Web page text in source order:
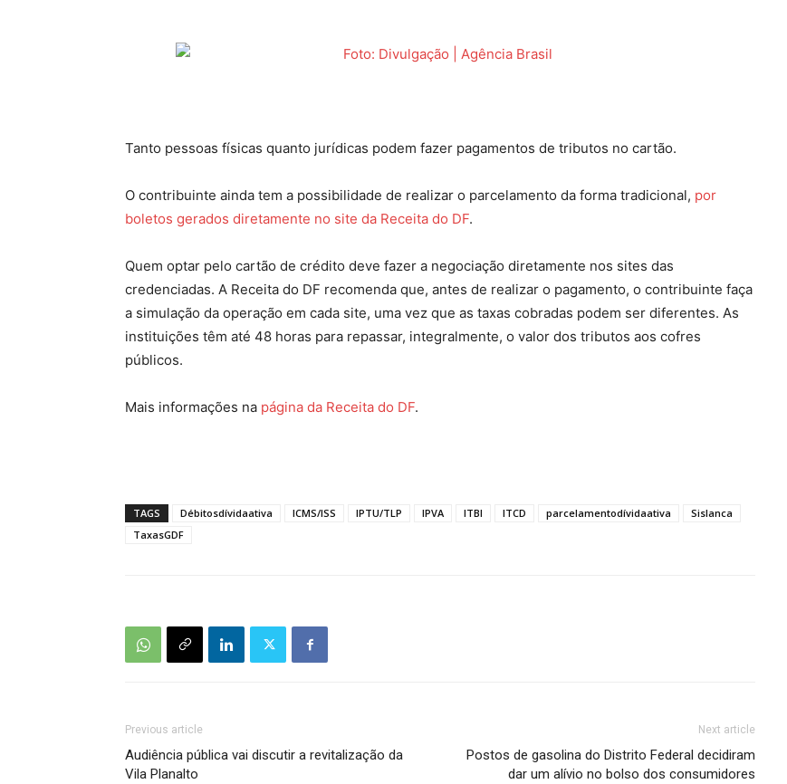
Tanto pessoas físicas quanto jurídicas podem fazer pagamentos de tributos no cartão.
O contribuinte ainda tem a possibilidade de realizar o parcelamento da forma tradicional, por
boletos gerados diretamente no site da Receita do DF.
Quem optar pelo cartão de crédito deve fazer a negociação diretamente nos sites das
credenciadas. A Receita do DF recomenda que, antes de realizar o pagamento, o contribuinte faça
a simulação da operação em cada site, uma vez que as taxas cobradas podem ser diferentes. As
instituições têm até 48 horas para repassar, integralmente, o valor dos tributos aos cofres
públicos.
Mais informações na página da Receita do DF.
TAGS Débitosdívidaativa ICMS/ISS IPTU/TLP IPVA ITBI ITCD parcelamentodívidaativa
Sislanca
TaxasGDF
Previous article
Audiência pública vai discutir a revitalização da
Vila Planalto
Next article
Postos de gasolina do Distrito Federal decidiram
dar um alívio no bolso dos consumidores